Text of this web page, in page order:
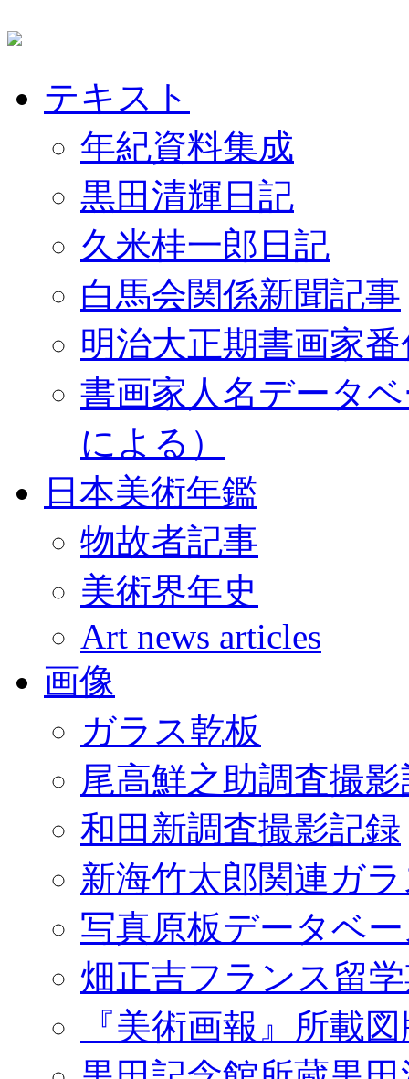
テキスト
年紀資料集成
黒田清輝日記
久米桂一郎日記
白馬会関係新聞記事
明治大正期書画家
書画家人名データ
による）
日本美術年鑑
物故者記事
美術界年史
Art news articles
画像
ガラス乾板
尾高鮮之助調査撮
和田新調査撮影記録
新海竹太郎関連ガ
写真原板データベ
畑正吉フランス留
『美術画報』所載